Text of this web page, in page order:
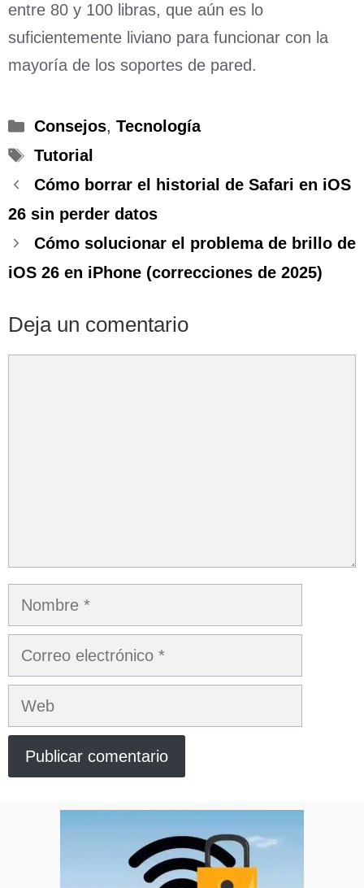
entre 80 y 100 libras, que aún es lo
suficientemente liviano para funcionar con la
mayoría de los soportes de pared.
Categorías
Consejos, Tecnología
Etiquetas
Tutorial
Cómo borrar el historial de Safari en iOS
26 sin perder datos
Cómo solucionar el problema de brillo de
iOS 26 en iPhone (correcciones de 2025)
Deja un comentario
Nombre
Correo
electrónico
Web